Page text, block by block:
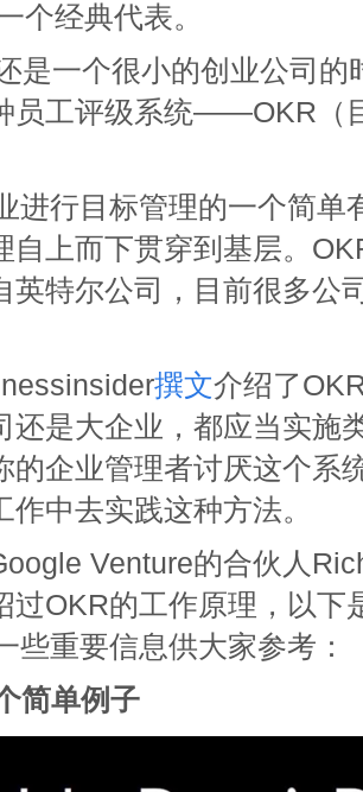
个经典代表。
是一个很小的创业公司的
员工评级系统——OKR（
进行目标管理的一个简单
自上而下贯穿到基层。
英特尔公司，目前很多公
撰文介绍了
还是大企业，都应当实施
的企业管理者讨厌这个系
作中去实践这种方法。
Venture的合伙人
过OKR的工作原理，以下
些重要信息供大家参考：
简单例子